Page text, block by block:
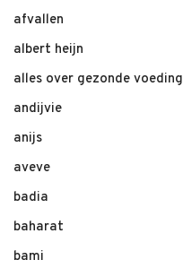
afvallen
albert heijn
alles over gezonde voeding
andijvie
anijs
aveve
badia
baharat
bami